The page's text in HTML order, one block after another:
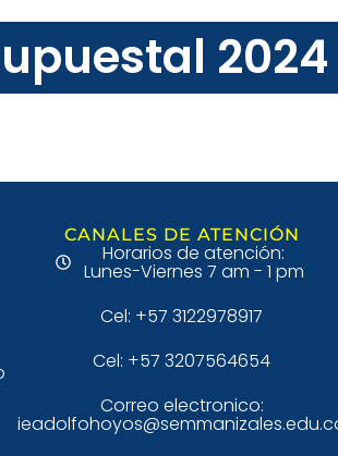
2024
CANALES DE ATENCIÓN
Horarios de atención:
Lunes-Viernes 7 am - 1 pm
Cel: +57 3122978917
Cel: +57 3207564654
Correo electronico: